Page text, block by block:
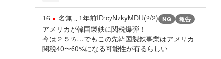
16 名無し1年前ID:cyNzkyMDU(2/2) NG 報告
アメリカが韓国製鉄に関税爆弾！
今は２５％…でもこの先韓国製鉄事業はアメリカ
関税40〜60%になる可能性が有るらしい